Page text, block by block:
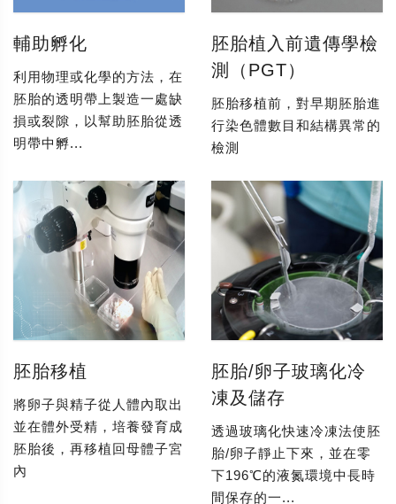
輔助孵化
利用物理或化學的方法，在
胚胎的透明帶上製造一處缺
損或裂隙，以幫助胚胎從透
明帶中孵...
胚胎植入前遺傳學檢
測（PGT）
胚胎移植前，對早期胚胎進
行染色體數目和結構異常的
檢測
胚胎移植
將卵子與精子從人體內取出
並在體外受精，培養發育成
胚胎後，再移植回母體子宮
內
胚胎/卵子玻璃化冷
凍及儲存
透過玻璃化快速冷凍法使胚
胎/卵子靜止下來，並在零
下196℃的液氮環境中長時
間保存的一...